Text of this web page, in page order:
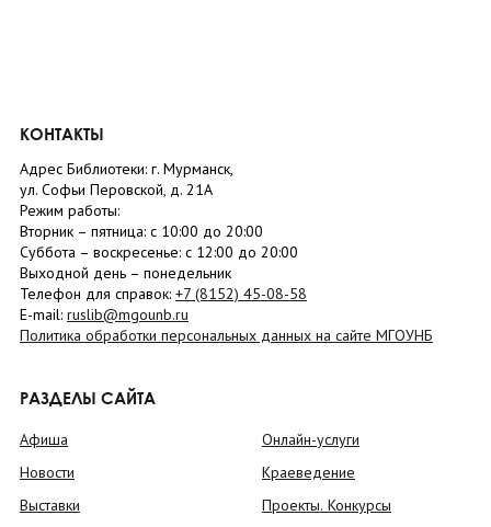
КОНТАКТЫ
Адрес Библиотеки: г. Мурманск,
ул. Софьи Перовской, д. 21А
Режим работы:
Вторник – пятница: с 10:00 до 20:00
Суббота – воскресенье: c 12:00 до 20:00
Выходной день – понедельник
Телефон для справок: +7 (8152) 45-08-58
E-mail: ruslib@mgounb.ru
Политика обработки персональных данных на сайте МГОУНБ
РАЗДЕЛЫ САЙТА
Афиша
Новости
Выставки
Онлайн-услуги
Краеведение
Проекты. Конкурсы